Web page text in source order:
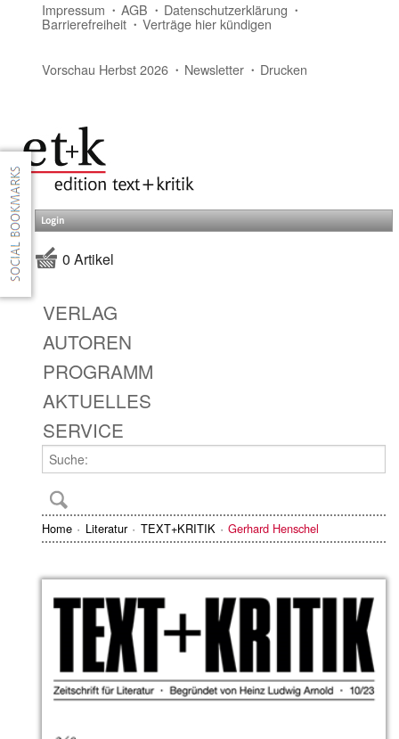
Impressum AGB Datenschutzerklärung
Barrierefreiheit Verträge hier kündigen
Vorschau Herbst 2026 Newsletter Drucken
Login
0 Artikel
VERLAG
AUTOREN
PROGRAMM
AKTUELLES
SERVICE
Home Literatur TEXT+KRITIK Gerhard Henschel